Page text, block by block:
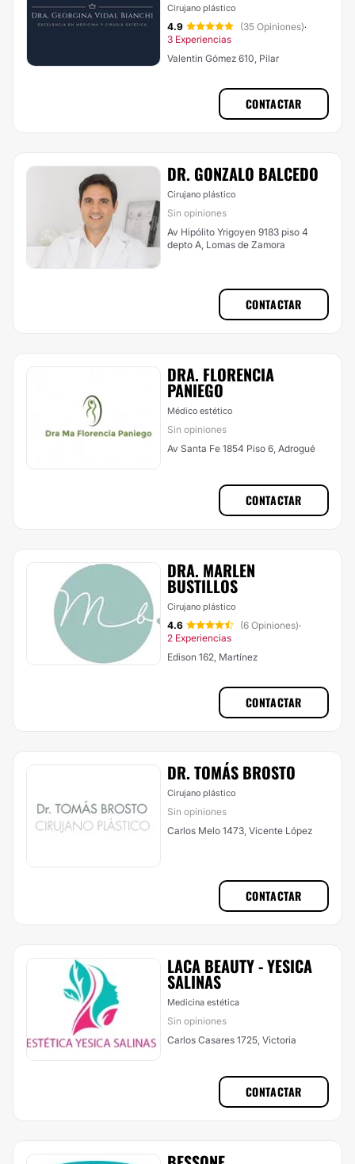
Cirujano plástico
4.9 (35 Opiniones)·
3 Experiencias
Valentin Gómez 610, Pilar
CONTACTAR
DR. GONZALO BALCEDO
Cirujano plástico
Sin opiniones
Av Hipólito Yrigoyen 9183 piso 4
depto A, Lomas de Zamora
CONTACTAR
DRA. FLORENCIA
PANIEGO
Médico estético
Sin opiniones
Av Santa Fe 1854 Piso 6, Adrogué
CONTACTAR
DRA. MARLEN
BUSTILLOS
Cirujano plástico
4.6 (6 Opiniones)·
2 Experiencias
Edison 162, Martínez
CONTACTAR
DR. TOMÁS BROSTO
Cirujano plástico
Sin opiniones
Carlos Melo 1473, Vicente López
CONTACTAR
LACA BEAUTY - YESICA
SALINAS
Medicina estética
Sin opiniones
Carlos Casares 1725, Victoria
CONTACTAR